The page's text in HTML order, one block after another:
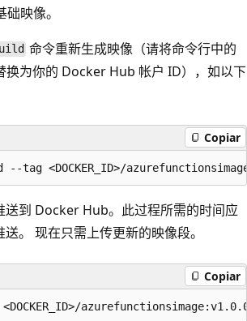
映像。
命令重新生成映像（请将命令行中的
换为你的 Docker Hub 帐户 ID），如以下
Copiar
送到 Docker Hub。此过程所需的时间应
。 现在只需上传更新的映像段。
Copiar